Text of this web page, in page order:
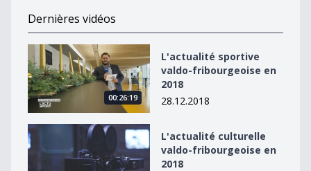
Dernières vidéos
L&#039;actualité sportive valdo-fribourgeoise en 2018
00:26:19
L'actualité sportive
valdo-fribourgeoise en
2018
28.12.2018
L&#039;actualité culturelle valdo-fribourgeoise en
L'actualité culturelle
valdo-fribourgeoise en
2018